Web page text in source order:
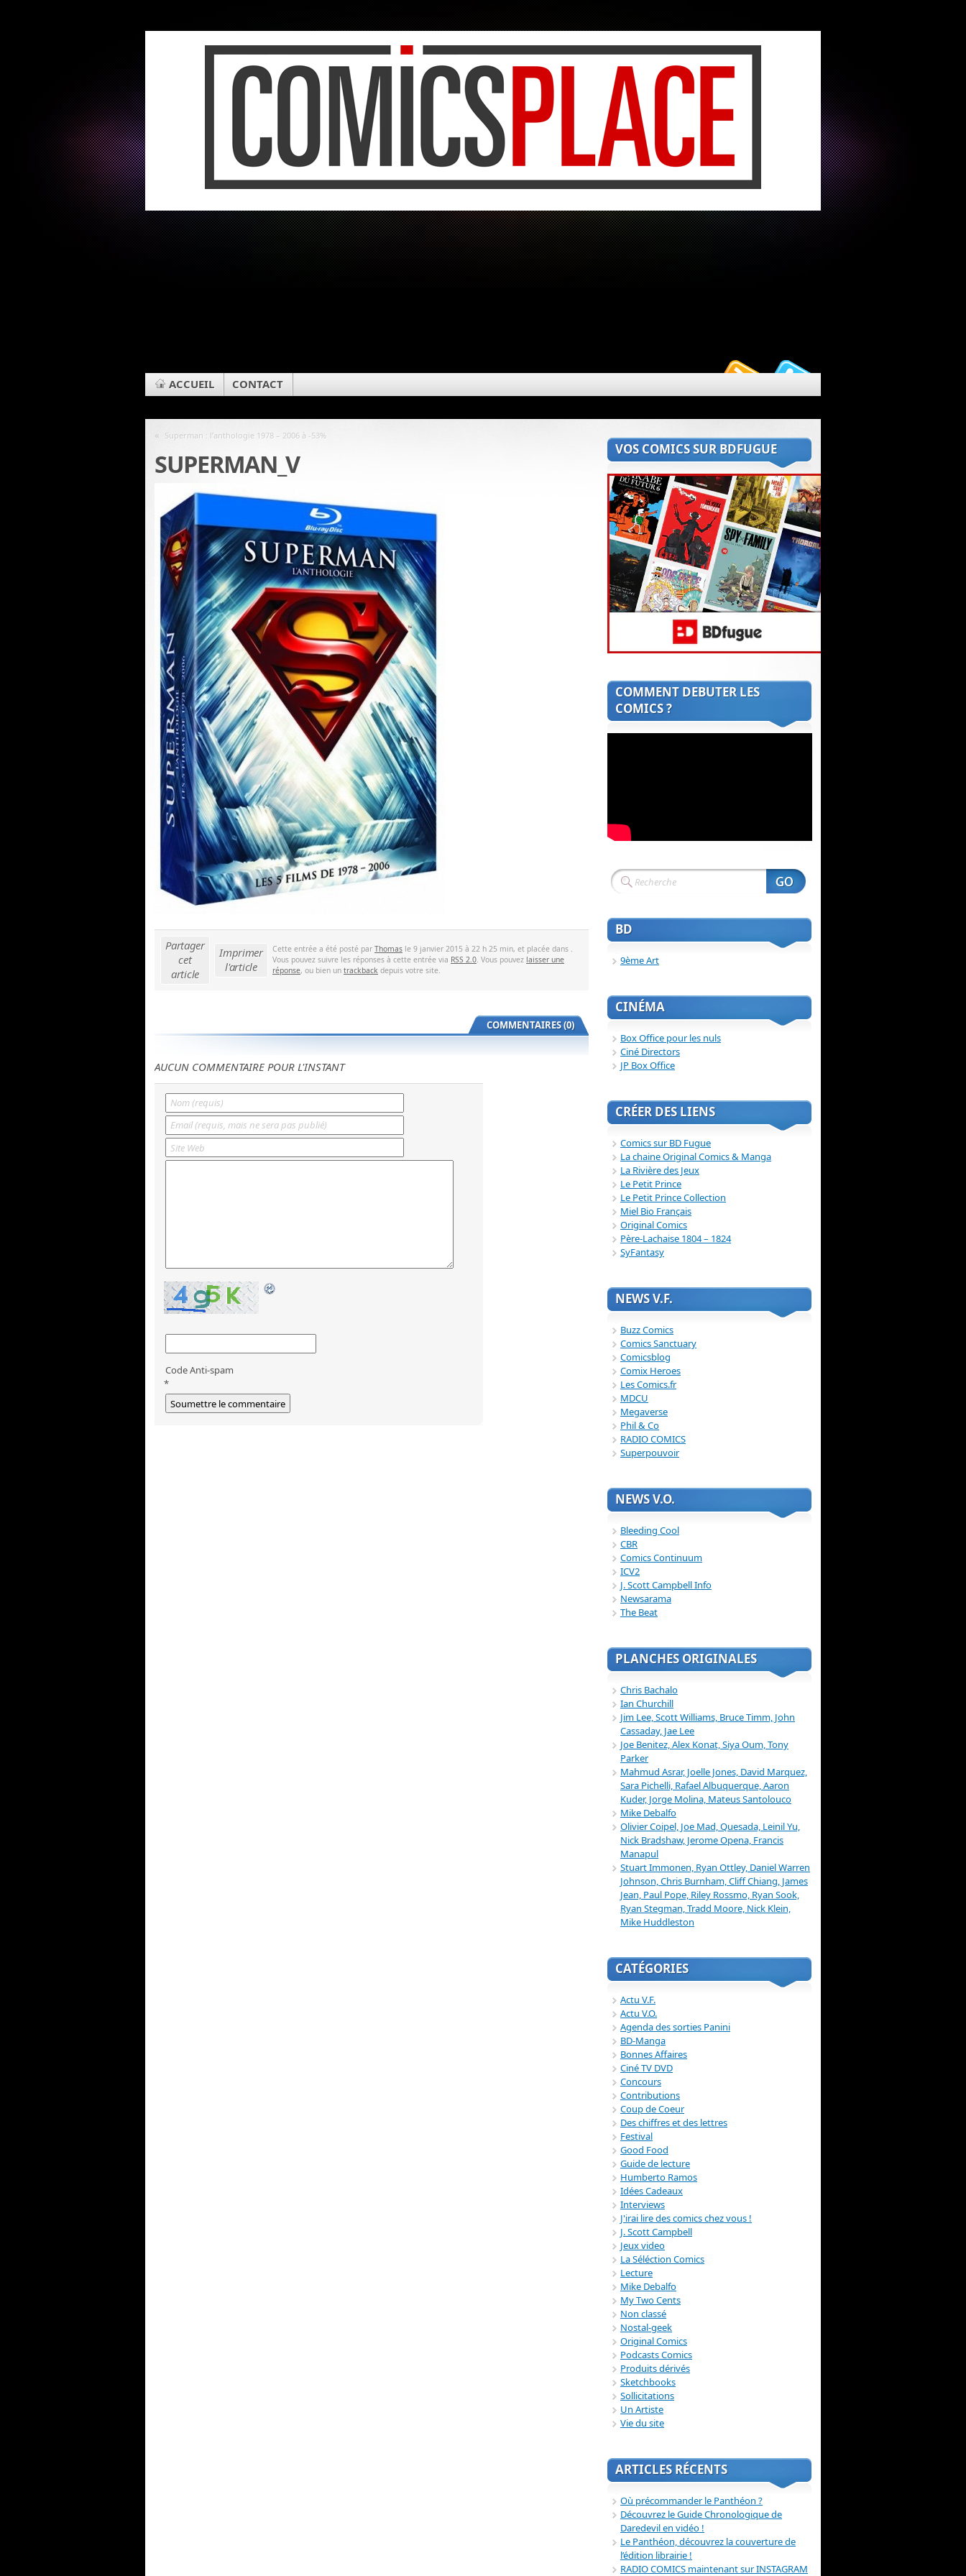
ACCUEIL CONTACT
« Superman : l’anthologie 1978 – 2006 à -53%
SUPERMAN_V
Partager
cet
article
Imprimer
l'article
Cette entrée a été posté par Thomas le 9 janvier 2015 à 22 h 25 min, et placée dans .
Vous pouvez suivre les réponses à cette entrée via RSS 2.0. Vous pouvez laisser une
réponse, ou bien un trackback depuis votre site.
COMMENTAIRES (0)
AUCUN COMMENTAIRE POUR L'INSTANT
Code Anti-spam
*
VOS COMICS SUR BDFUGUE
COMMENT DEBUTER LES
COMICS ?
BD
9ème Art
CINÉMA
Box Office pour les nuls
Ciné Directors
JP Box Office
CRÉER DES LIENS
Comics sur BD Fugue
La chaine Original Comics & Manga
La Rivière des Jeux
Le Petit Prince
Le Petit Prince Collection
Miel Bio Français
Original Comics
Père-Lachaise 1804 – 1824
SyFantasy
NEWS V.F.
Buzz Comics
Comics Sanctuary
Comicsblog
Comix Heroes
Les Comics.fr
MDCU
Megaverse
Phil & Co
RADIO COMICS
Superpouvoir
NEWS V.O.
Bleeding Cool
CBR
Comics Continuum
ICV2
J. Scott Campbell Info
Newsarama
The Beat
PLANCHES ORIGINALES
Chris Bachalo
Ian Churchill
Jim Lee, Scott Williams, Bruce Timm, John
Cassaday, Jae Lee
Joe Benitez, Alex Konat, Siya Oum, Tony
Parker
Mahmud Asrar, Joelle Jones, David Marquez,
Sara Pichelli, Rafael Albuquerque, Aaron
Kuder, Jorge Molina, Mateus Santolouco
Mike Debalfo
Olivier Coipel, Joe Mad, Quesada, Leinil Yu,
Nick Bradshaw, Jerome Opena, Francis
Manapul
Stuart Immonen, Ryan Ottley, Daniel Warren
Johnson, Chris Burnham, Cliff Chiang, James
Jean, Paul Pope, Riley Rossmo, Ryan Sook,
Ryan Stegman, Tradd Moore, Nick Klein,
Mike Huddleston
CATÉGORIES
Actu V.F.
Actu V.O.
Agenda des sorties Panini
BD-Manga
Bonnes Affaires
Ciné TV DVD
Concours
Contributions
Coup de Coeur
Des chiffres et des lettres
Festival
Good Food
Guide de lecture
Humberto Ramos
Idées Cadeaux
Interviews
J'irai lire des comics chez vous !
J. Scott Campbell
Jeux video
La Séléction Comics
Lecture
Mike Debalfo
My Two Cents
Non classé
Nostal-geek
Original Comics
Podcasts Comics
Produits dérivés
Sketchbooks
Sollicitations
Un Artiste
Vie du site
ARTICLES RÉCENTS
Où précommander le Panthéon ?
Découvrez le Guide Chronologique de
Daredevil en vidéo !
Le Panthéon, découvrez la couverture de
l’édition librairie !
RADIO COMICS maintenant sur INSTAGRAM